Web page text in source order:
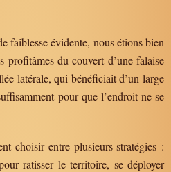
faiblesse évidente, nous étions bien
profitâmes du couvert d’une falaise
latérale, qui bénéficiait d’un large
pour que l’endroit ne se
choisir entre plusieurs stratégies :
ratisser le territoire, se déployer